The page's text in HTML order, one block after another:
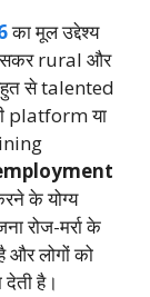
का मूल उद्देश्य
rural और
से talented
platform या
के योग्य
रोज-मर्रा के
और लोगों को
है।